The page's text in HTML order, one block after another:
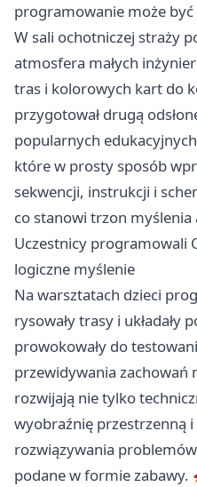
programowanie może być
W sali ochotniczej straży
atmosfera małych
tras i kolorowych kart do
przygotował drugą
popularnych
które w prosty sposób
sekwencji, instrukcji i
co stanowi trzon
Uczestnicy programowali
logiczne myślenie
Na warsztatach dzieci
rysowały trasy i układały
prowokowały do
przewidywania zachowań
rozwijają nie tylko
wyobraźnię przestrzenną
rozwiązywania
podane w formie zabawy.